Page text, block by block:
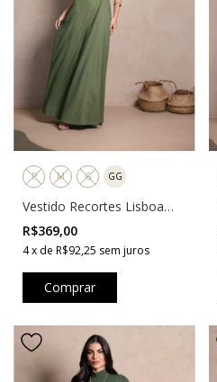
P M G GG
Vestido Recortes Lisboa
Verde
R$369,00
4x de R$92,25 sem juros
Comprar